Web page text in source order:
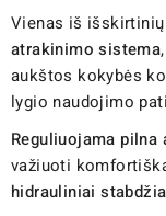
Vienas iš
atrakinimo sistema
aukštos kokybės
lygio naudojimo
Reguliuojama
važiuoti
hidrauliniai